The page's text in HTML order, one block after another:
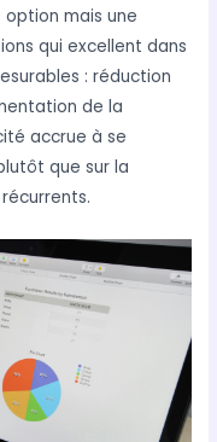
option mais une
qui excellent dans
: réduction
de la
accrue à se
que sur la